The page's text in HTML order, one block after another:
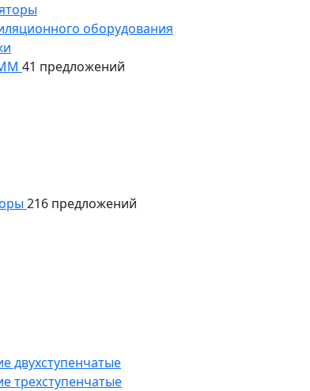
оборудования
41 предложений
216 предложений
двухступенчатые
трехступенчатые